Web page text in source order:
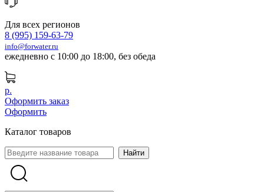
Для всех регионов
8 (995) 159-63-79
info@forwater.ru
ежедневно с 10:00 до 18:00, без обеда
р.
Оформить заказ
Оформить
Каталог товаров